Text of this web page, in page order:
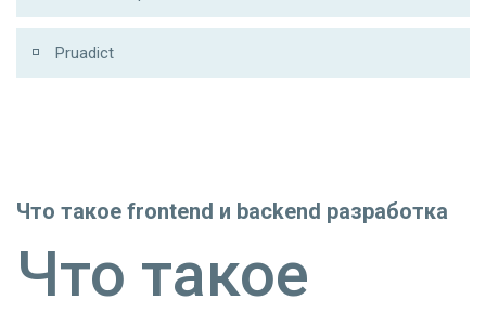
Pruadict
Что такое frontend и backend разработка
Что такое